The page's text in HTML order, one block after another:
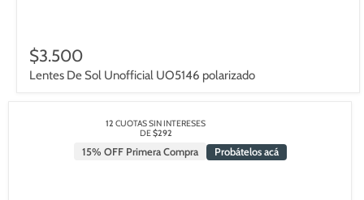
$3.500
Lentes De Sol Unofficial UO5146 polarizado
12 CUOTAS SIN INTERESES
DE$292
15% OFF Primera Compra Probátelos acá